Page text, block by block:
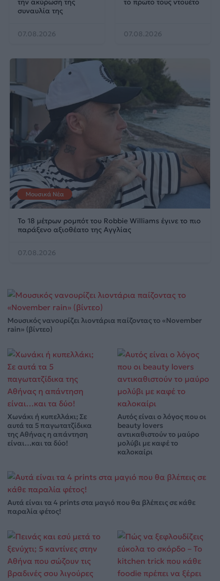
την ακύρωση της
συναυλία της
07.08.2026
το πρώτο τους ντουέτο
07.08.2026
Μουσικά Νέα
Το 18 μέτρων ρομπότ του Robbie Williams έγινε το πιο
παράξενο αξιοθέατο της Αγγλίας
07.08.2026
Μουσικός νανουρίζει λιοντάρια παίζοντας το «November
rain» (βίντεο)
Χωνάκι ή κυπελλάκι; Σε
αυτά τα 5 παγωτατζίδικα
της Αθήνας η απάντηση
είναι…και τα δύο!
Αυτός είναι ο λόγος που οι
beauty lovers
αντικαθιστούν το μαύρο
μολύβι με καφέ το
καλοκαίρι
Αυτά είναι τα 4 prints στα μαγιό που θα βλέπεις σε κάθε
παραλία φέτος!